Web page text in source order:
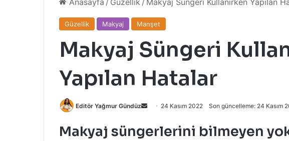
Güzellik Makyaj Manşet
Makyaj Süngeri
Yapılan Hatalar
Editör Yağmur Gündüz
Bir
posta
24 Kasım 2022 Son güncelleme: 24 Kasım
Makyaj süngerlerini bilmeyen